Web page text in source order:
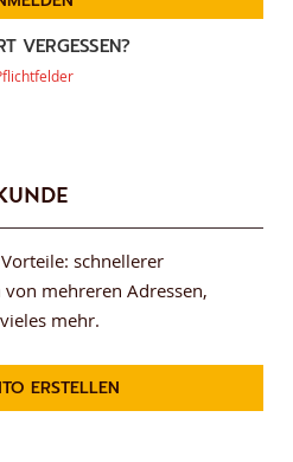
VERGESSEN?
schnellerer
mehreren Adressen,
mehr.
ERSTELLEN